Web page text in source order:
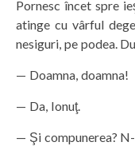
Pornesc încet spre
atinge cu vârful
nesiguri, pe podea.
— Doamna, doamna!
— Da, Ionuţ.
— Şi compunerea?